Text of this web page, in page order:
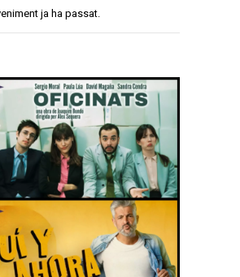
lloguer d’espais
ja ha passat.